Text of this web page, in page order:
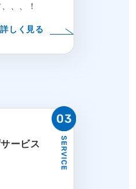
、、！
詳しく見る
ービス